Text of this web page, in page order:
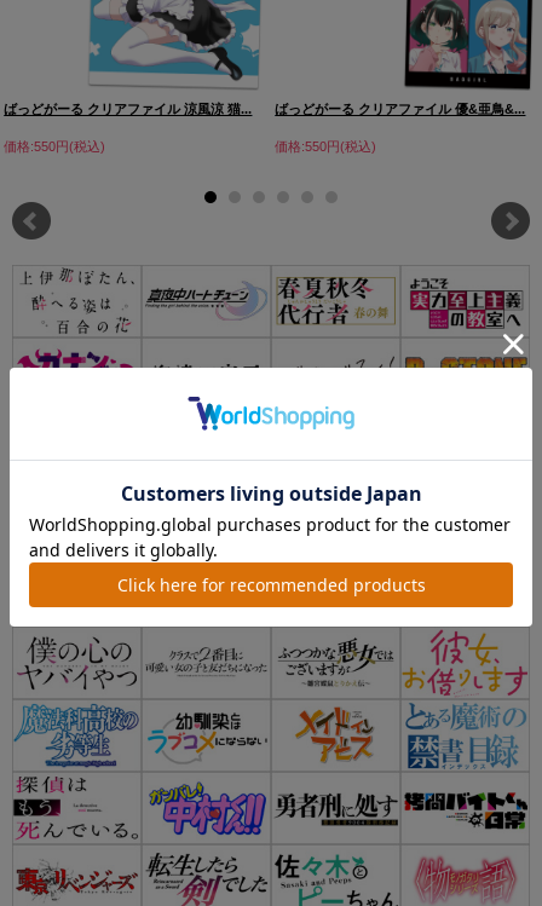
ばっどがーる クリアファイル 涼風涼 猫...
価格:550円(税込)
ばっどがーる クリアファイル 優&亜鳥&...
価格:550円(税込)